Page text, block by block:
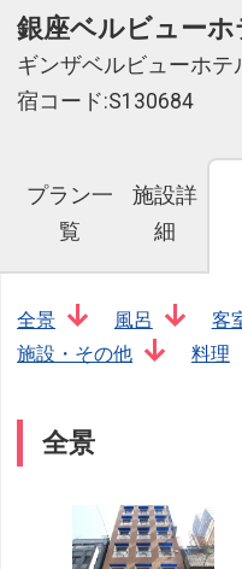
銀座ベルビューホ
ギンザベルビューホテ
宿コード:S130684
プラン一
覧
施設詳
細
全景 風呂 客
施設・その他
料理
全景